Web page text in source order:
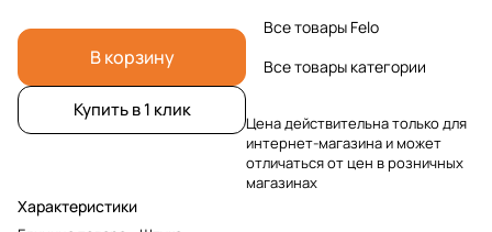
В корзину
Купить в 1 клик
Характеристики
Все товары Felo
Все товары категории
Цена действительна только для
интернет-магазина и может
отличаться от цен в розничных
магазинах